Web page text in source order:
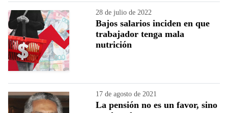
28 de julio de 2022
Bajos salarios inciden en que
trabajador tenga mala
nutrición
17 de agosto de 2021
La pensión no es un favor, sino